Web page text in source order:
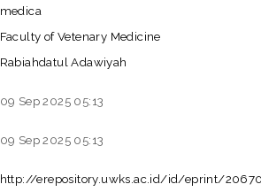
medica
Faculty of Vetenary Medicine
Rabiahdatul Adawiyah
09 Sep 2025 05:13
09 Sep 2025 05:13
http://erepository.uwks.ac.id/id/eprint/